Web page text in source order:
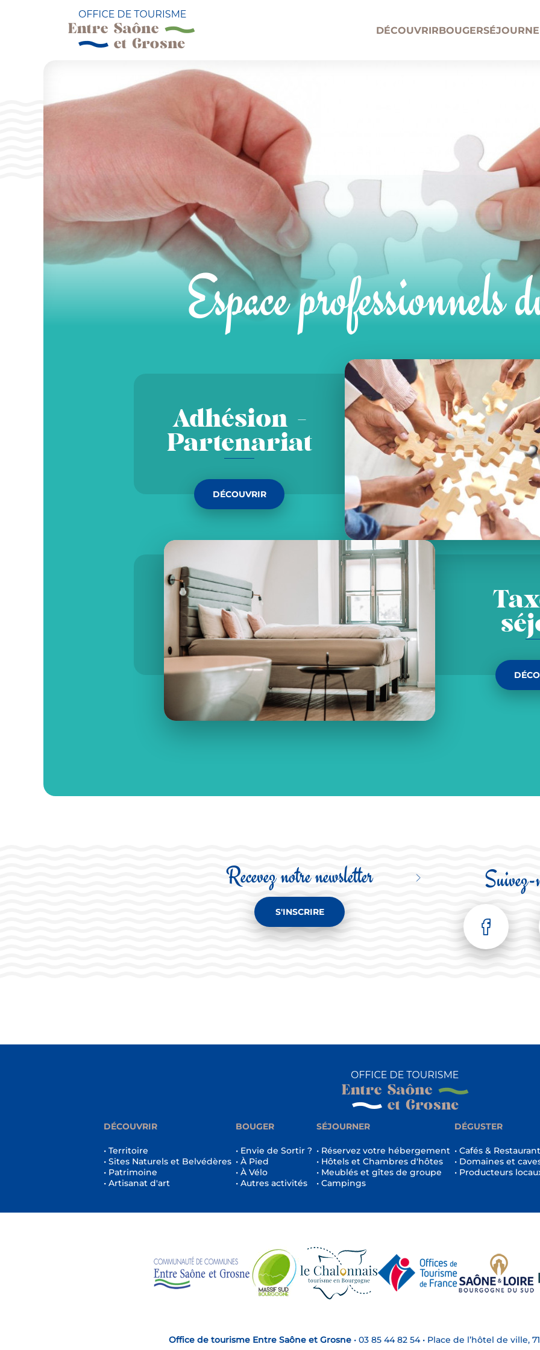
DÉCOUVRIRBOUGER
Espace professionnels
Adhésion -
Partenariat
DÉCOUVRIR
Recevez notre newsletter
S'INSCRIRE
Suivez-
DÉCOUVRIR
• Territoire
• Sites Naturels et Belvédères
• Patrimoine
• Artisanat d'art
BOUGER
• Envie de Sortir ?
• À Pied
• À Vélo
• Autres activités
SÉJOURNER
• Réservez votre hébergement
• Hôtels et Chambres d'hôtes
• Meublés et gîtes de groupe
• Campings
DÉGUSTER
• Cafés &
• Domaines et
• Producteurs
Office de tourisme Entre Saône et Grosne• 03 85 44 82 54• Place de l’hôtel de ville,